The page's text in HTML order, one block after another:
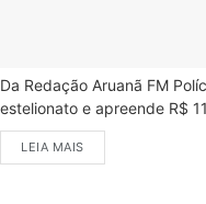
Da Redação Aruanã FM
estelionato e apreende R$
LEIA MAIS